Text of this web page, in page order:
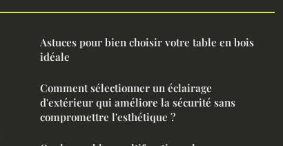
Astuces pour bien choisir votre table en bois
idéale
Comment sélectionner un éclairage
d'extérieur qui améliore la sécurité sans
compromettre l'esthétique ?